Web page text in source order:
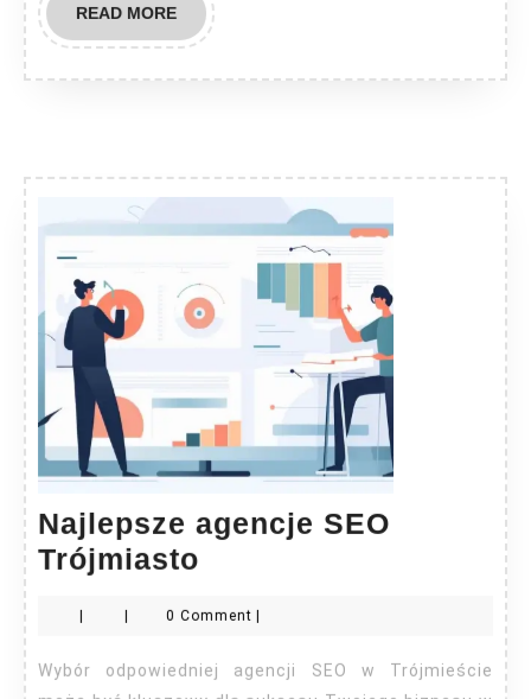
READ MOREREAD
MORE
Najlepsze agencje SEO
Trójmiasto
SEO
Trójmiasto
0 Comment
Wybór odpowiedniej agencji SEO w Trójmieście